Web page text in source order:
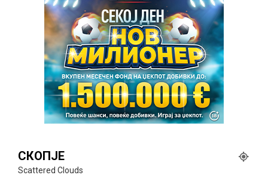
СКОПЈЕ
Scattered Clouds